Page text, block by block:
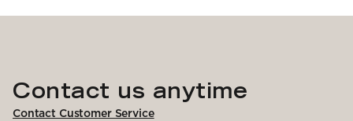
Contact us anytime
Contact Customer Service